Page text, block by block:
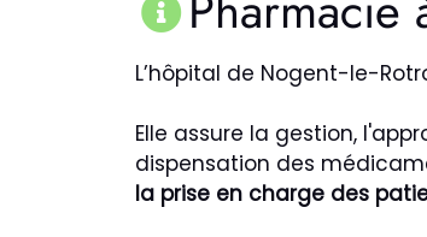
L’hôpital de Nogent-le-
Elle assure la gestion,
dispensation des
la prise en charge des